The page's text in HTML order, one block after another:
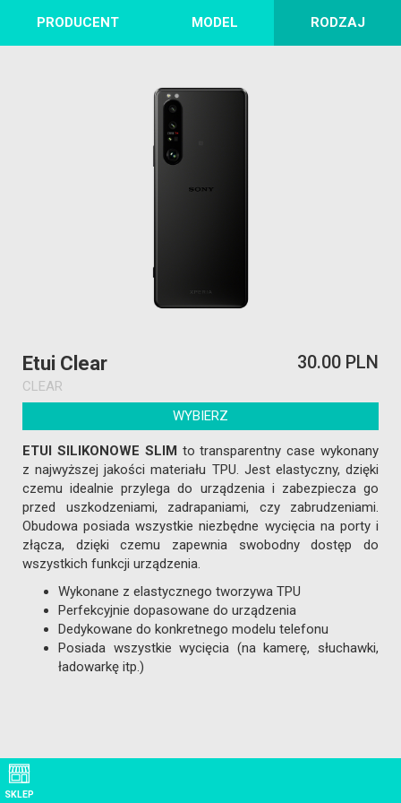
SKLEP
PRODUCENT MODEL RODZAJ
Etui Clear 30.00 PLN
CLEAR
WYBIERZ
ETUI SILIKONOWE SLIM to transparentny case wykonany
z najwyższej jakości materiału TPU. Jest elastyczny, dzięki
czemu idealnie przylega do urządzenia i zabezpiecza go
przed uszkodzeniami, zadrapaniami, czy zabrudzeniami.
Obudowa posiada wszystkie niezbędne wycięcia na porty i
złącza, dzięki czemu zapewnia swobodny dostęp do
wszystkich funkcji urządzenia.
Wykonane z elastycznego tworzywa TPU
Perfekcyjnie dopasowane do urządzenia
Dedykowane do konkretnego modelu telefonu
Posiada wszystkie wycięcia (na kamerę, słuchawki,
ładowarkę itp.)